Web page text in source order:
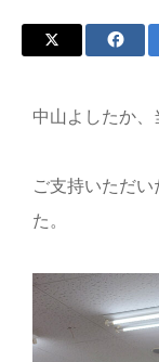
中山よしたか、
ご支持いただ
た。